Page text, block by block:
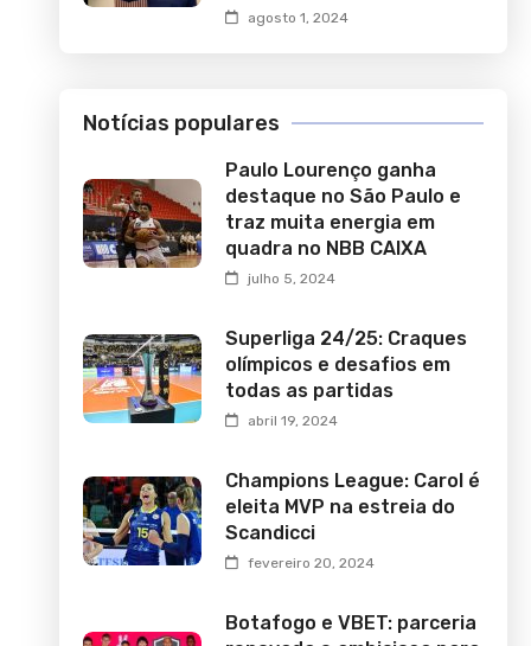
agosto 1, 2024
Notícias populares
Paulo Lourenço ganha
destaque no São Paulo e
traz muita energia em
quadra no NBB CAIXA
julho 5, 2024
Superliga 24/25: Craques
olímpicos e desafios em
todas as partidas
abril 19, 2024
Champions League: Carol é
eleita MVP na estreia do
Scandicci
fevereiro 20, 2024
Botafogo e VBET: parceria